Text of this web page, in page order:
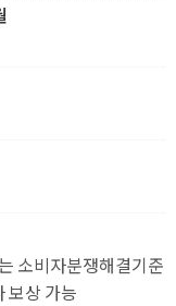
소비자분쟁해결기준
보상 가능